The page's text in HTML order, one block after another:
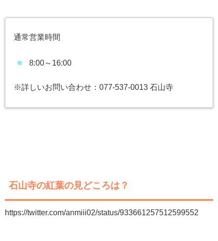
通常営業時間
8:00～16:00
※詳しいお問い合わせ：077-537-0013 石山寺
石山寺の紅葉の見どころは？
https://twitter.com/anmiii02/status/933661257512599552